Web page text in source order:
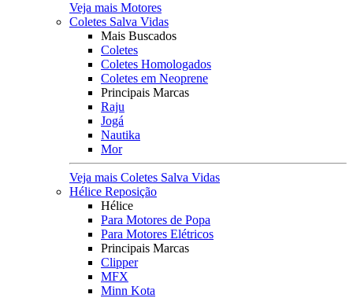
Veja mais Motores
Coletes Salva Vidas
Mais Buscados
Coletes
Coletes Homologados
Coletes em Neoprene
Principais Marcas
Raju
Jogá
Nautika
Mor
Veja mais Coletes Salva Vidas
Hélice Reposição
Hélice
Para Motores de Popa
Para Motores Elétricos
Principais Marcas
Clipper
MFX
Minn Kota